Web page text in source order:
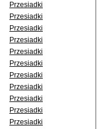
Przesiadki
Przesiadki
Przesiadki
Przesiadki
Przesiadki
Przesiadki
Przesiadki
Przesiadki
Przesiadki
Przesiadki
Przesiadki